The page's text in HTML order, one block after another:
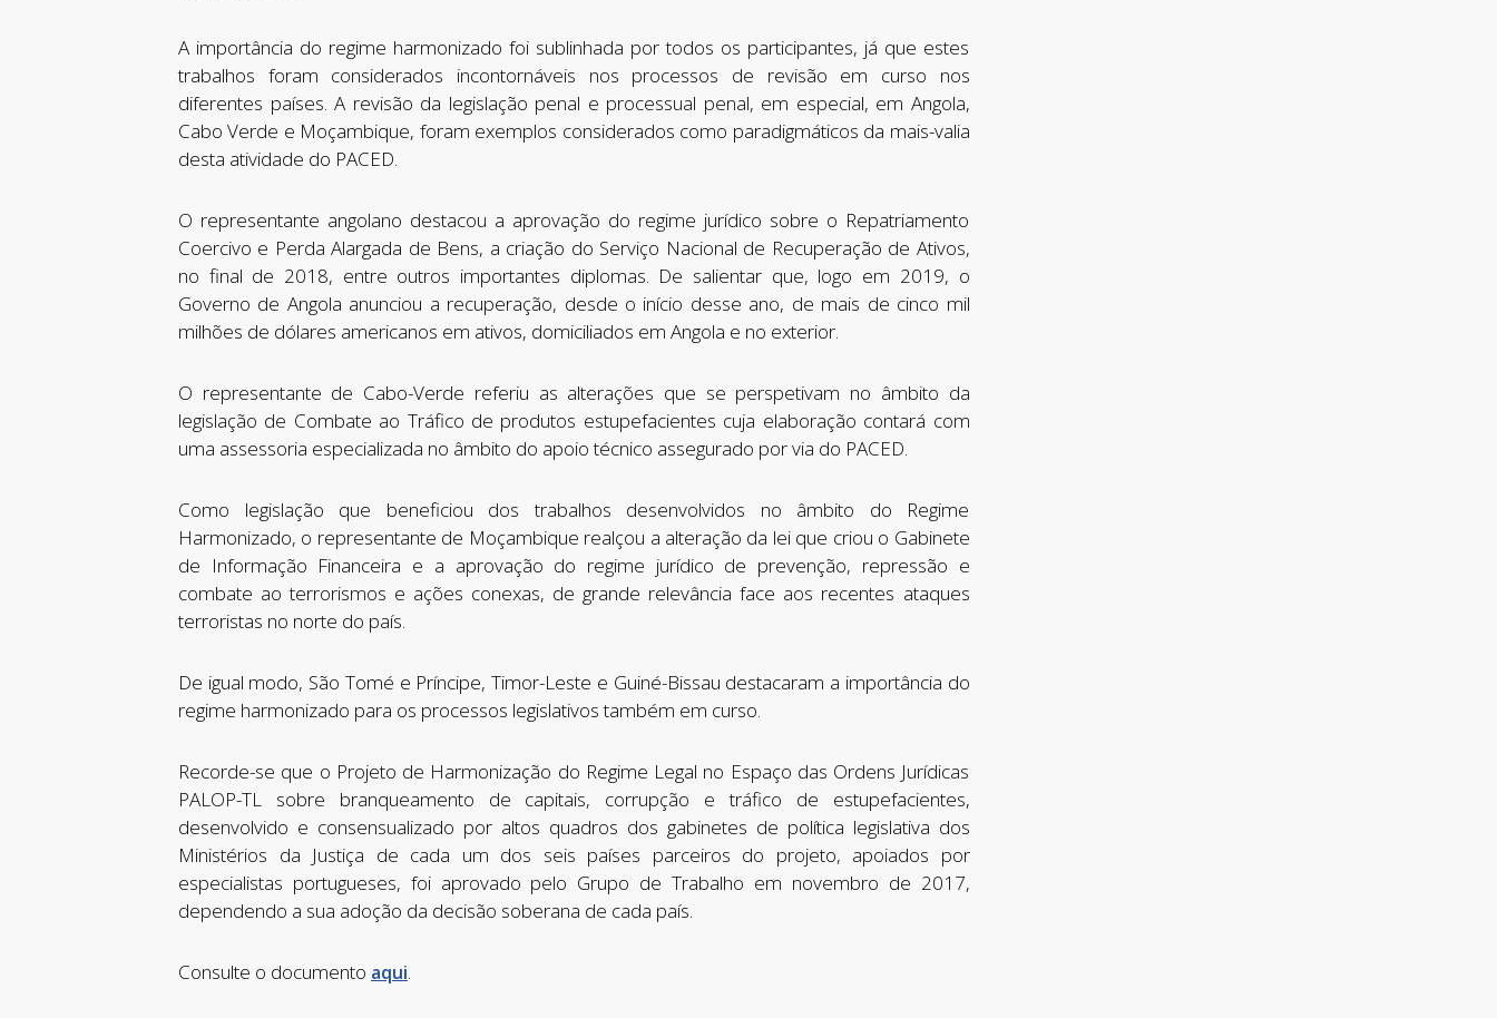
A importância do regime harmonizado foi sublinhada por todos os participantes, já que estes
trabalhos foram considerados incontornáveis nos processos de revisão em curso nos
diferentes países. A revisão da legislação penal e processual penal, em especial, em Angola,
Cabo Verde e Moçambique, foram exemplos considerados como paradigmáticos da mais-valia
desta atividade do PACED.
O representante angolano destacou a aprovação do regime jurídico sobre o Repatriamento
Coercivo e Perda Alargada de Bens, a criação do Serviço Nacional de Recuperação de Ativos,
no final de 2018, entre outros importantes diplomas. De salientar que, logo em 2019, o
Governo de Angola anunciou a recuperação, desde o início desse ano, de mais de cinco mil
milhões de dólares americanos em ativos, domiciliados em Angola e no exterior.
O representante de Cabo-Verde referiu as alterações que se perspetivam no âmbito da
legislação de Combate ao Tráfico de produtos estupefacientes cuja elaboração contará com
uma assessoria especializada no âmbito do apoio técnico assegurado por via do PACED.
Como legislação que beneficiou dos trabalhos desenvolvidos no âmbito do Regime
Harmonizado, o representante de Moçambique realçou a alteração da lei que criou o Gabinete
de Informação Financeira e a aprovação do regime jurídico de prevenção, repressão e
combate ao terrorismos e ações conexas, de grande relevância face aos recentes ataques
terroristas no norte do país.
De igual modo, São Tomé e Príncipe, Timor-Leste e Guiné-Bissau destacaram a importância do
regime harmonizado para os processos legislativos também em curso.
Recorde-se que o Projeto de Harmonização do Regime Legal no Espaço das Ordens Jurídicas
PALOP-TL sobre branqueamento de capitais, corrupção e tráfico de estupefacientes,
desenvolvido e consensualizado por altos quadros dos gabinetes de política legislativa dos
Ministérios da Justiça de cada um dos seis países parceiros do projeto, apoiados por
especialistas portugueses, foi aprovado pelo Grupo de Trabalho em novembro de 2017,
dependendo a sua adoção da decisão soberana de cada país.
Consulte o documento aqui